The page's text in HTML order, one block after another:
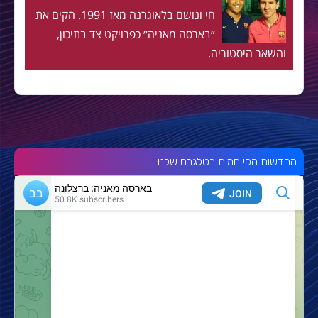
חי ונושם בלאוגרנה מאז 1991. הקים את
״בארסה מאניה״ כפרויקט צד בתיכון,
והשאר היסטוריה.
החדשות הכי חמות בטלגרם שלנו